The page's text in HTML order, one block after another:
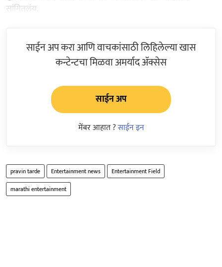
सांगितलंय.
साईन अप करा आणि वाचकांसाठी लिहिलेल्या खास
कन्टेन्टचा मिळवा अमर्याद ॲक्सेस
साईन अप
मेंबर आहात ?साईन इन
pravin tarde Entertainment news
Entertainment Field
marathi entertainment